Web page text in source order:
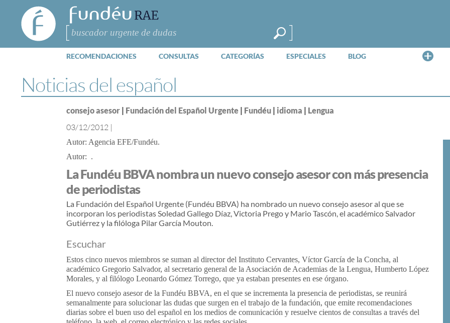
FundéuRAE
- Fundación
del Español
Urgente
Buscar
RECOMENDACIONES CONSULTAS CATEGORÍAS ESPECIALES BLOG
Noticias del español
consejo asesor | Fundación del Español Urgente | Fundéu | idioma | Lengua
03/12/2012 |
Agencia EFE/Fundéu
La Fundéu BBVA nombra un nuevo consejo asesor con más presencia
de periodistas
La Fundación del Español Urgente (Fundéu BBVA) ha nombrado un nuevo consejo asesor al que se
incorporan los periodistas Soledad Gallego Díaz, Victoria Prego y Mario Tascón, el académico Salvador
Gutiérrez y la filóloga Pilar García Mouton.
Escuchar
Estos cinco nuevos miembros se suman al director del Instituto Cervantes, Víctor García de la Concha, al
académico Gregorio Salvador, al secretario general de la Asociación de Academias de la Lengua, Humberto López
Morales, y al filólogo Leonardo Gómez Torrego, que ya estaban presentes en ese órgano.
El nuevo consejo asesor de la Fundéu BBVA, en el que se incrementa la presencia de periodistas, se reunirá
semanalmente para solucionar las dudas que surgen en el trabajo de la fundación, que emite recomendaciones
diarias sobre el buen uso del español en los medios de comunicación y resuelve cientos de consultas a través del